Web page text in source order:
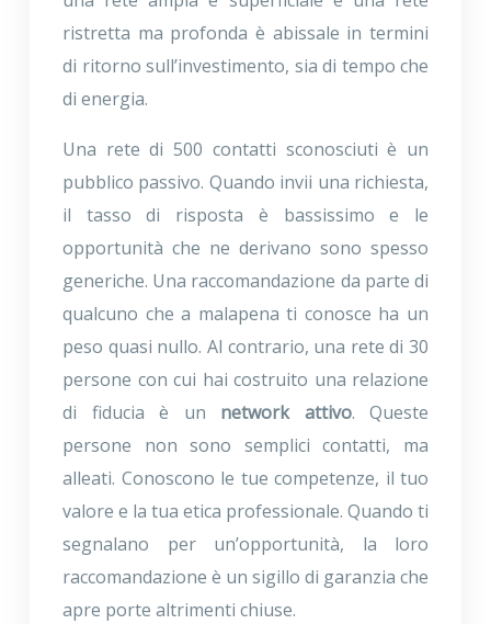
ristretta ma profonda è abissale in termini
di ritorno sull’investimento, sia di tempo che
di energia.
Una rete di 500 contatti sconosciuti è un
pubblico passivo. Quando invii una richiesta,
il tasso di risposta è bassissimo e le
opportunità che ne derivano sono spesso
generiche. Una raccomandazione da parte di
qualcuno che a malapena ti conosce ha un
peso quasi nullo. Al contrario, una rete di 30
persone con cui hai costruito una relazione
di fiducia è un network attivo. Queste
persone non sono semplici contatti, ma
alleati. Conoscono le tue competenze, il tuo
valore e la tua etica professionale. Quando ti
segnalano per un’opportunità, la loro
raccomandazione è un sigillo di garanzia che
apre porte altrimenti chiuse.